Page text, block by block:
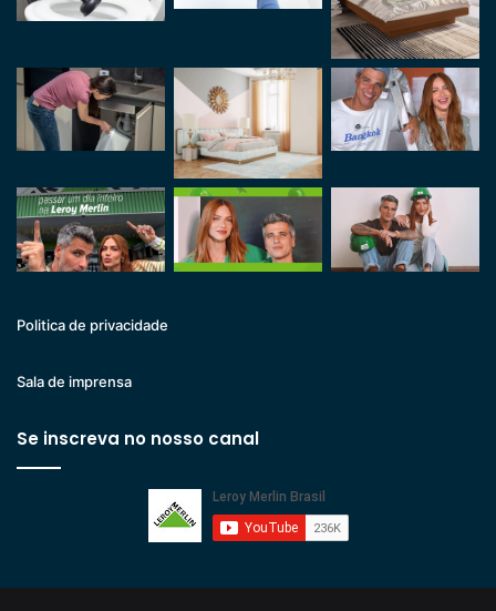
Politica de privacidade
Sala de imprensa
Se inscreva no nosso canal